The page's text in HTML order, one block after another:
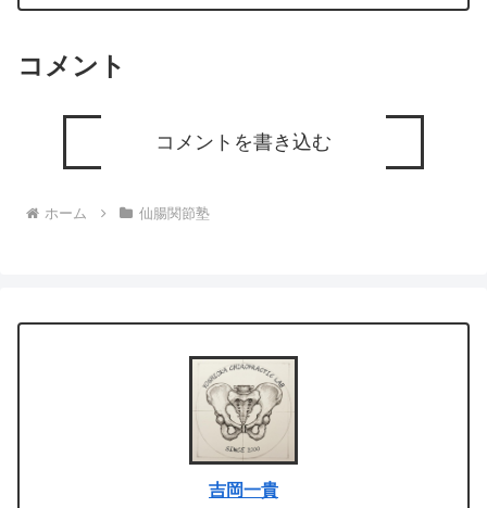
コメント
コメントを書き込む
ホーム 仙腸関節塾
吉岡一貴